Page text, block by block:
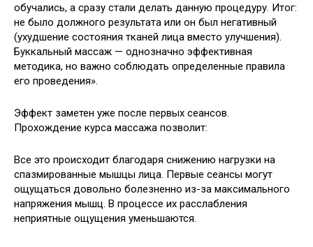
обучались, а сразу стали делать данную процедуру. Итог:
не было должного результата или он был негативный
(ухудшение состояния тканей лица вместо улучшения).
Буккальный массаж — однозначно эффективная
методика, но важно соблюдать определенные правила
его проведения».
Эффект заметен уже после первых сеансов.
Прохождение курса массажа позволит:
Все это происходит благодаря снижению нагрузки на
спазмированные мышцы лица. Первые сеансы могут
ощущаться довольно болезненно из-за максимального
напряжения мышц. В процессе их расслабления
неприятные ощущения уменьшаются.